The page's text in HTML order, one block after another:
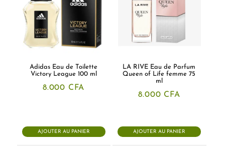
Adidas Eau de Toilette
Victory League 100 ml
8.000 CFA
AJOUTER AU PANIER
LA RIVE Eau de Parfum
Queen of Life femme 75
ml
8.000 CFA
AJOUTER AU PANIER